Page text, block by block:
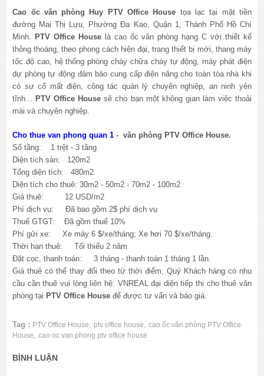
Cao ốc văn phòng Huy PTV Office House tọa lạc tại mặt tiền
đường Mai Thị Lựu, Phường Đa Kao, Quận 1, Thành Phố Hồ Chí
Minh. PTV Office Houselà cao ốc văn phòng hạng C với thiết kế
thông thoáng, theo phong cách hiện đại, trang thiết bị mới, thang máy
tốc độ cao, hệ thống phòng cháy chữa cháy tự động, máy phát điện
dự phòng tự động đảm bảo cung cấp điện năng cho toàn tòa nhà khi
có sự cố mất điện, công tác quản lý chuyên nghiệp, an ninh yên
tĩnh... PTV Office House sẽ cho bạn một không gian làm việc thoải
mái và chuyên nghiệp.
Cho thue van phong quan 1 - văn phòng PTV Office House.
Số tầng: 1 trệt - 3 tầng
Diện tích sàn: 120m2
Tổng diện tích: 480m2
Diện tích cho thuê: 30m2 - 50m2 - 70m2 - 100m2
Giá thuê: 12 USD/m2
Phí dịch vụ: Đã bao gồm 2$ phí dịch vụ
Thuế GTGT: Đã gồm thuế 10%
Phí gửi xe: Xe máy 6 $/xe/tháng; Xe hơi 70 $/xe/tháng.
Thời hạn thuê: Tối thiểu 2 năm
Đặt cọc, thanh toán: 3 tháng - thanh toán 1 tháng 1 lần.
Giá thuê có thể thay đổi theo từ thời điểm, Quý Khách hàng có nhu
cầu cần thuê vui lòng liên hệ: VNREAL đại diện tiếp thị cho thuê văn
phòng tại PTV Office House để được tư vấn và báo giá.
Tag : PTV Office House, ptv office house,cao ốc văn phòng PTV Office
House,cao oc van phong ptv office house
BÌNH LUẬN